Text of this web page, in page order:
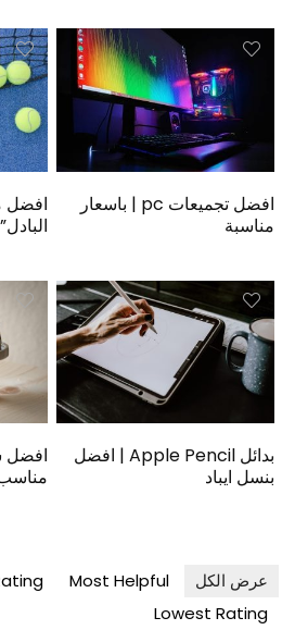
افضل تجميعات pc | باسعار
مناسبة
افضل
البادل”
بدائل Apple Pencil | افضل
بنسل ايباد
افضل
عرض الكل Most Helpful
Lowest Rating